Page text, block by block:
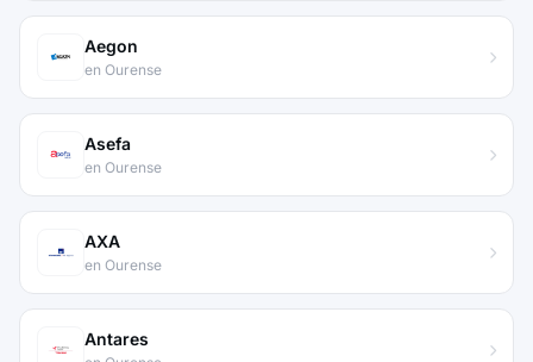
Aegon
en Ourense
Asefa
en Ourense
AXA
en Ourense
Antares